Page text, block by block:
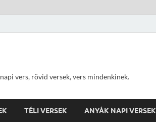
vers, rövid versek, vers mindenkinek.
TÉLI VERSEK ANYÁK NAPI VERSEK